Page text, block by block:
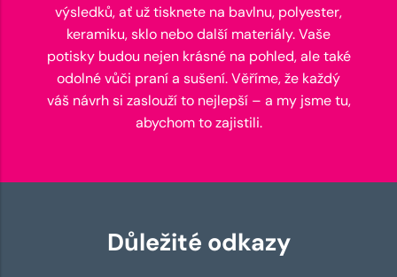
výsledků, ať už tisknete na bavlnu, polyester,
keramiku, sklo nebo další materiály. Vaše
potisky budou nejen krásné na pohled, ale také
odolné vůči praní a sušení. Věříme, že každý
váš návrh si zaslouží to nejlepší – a my jsme tu,
abychom to zajistili.
Důležité odkazy